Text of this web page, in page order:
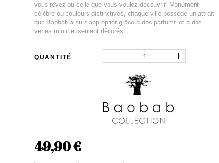
vous rêvez ou celle que vous voulez découvrir. Monument
célèbre ou couleurs distinctives, chaque ville possède un attrait
que Baobab a su s’approprier grâce à des parfums et à des
verres minutieusement décorés.
QUANTITÉ
49,90 €